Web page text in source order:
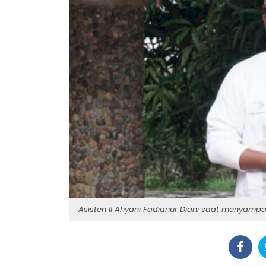
Asisten II Ahyani Fadianur Diani saat